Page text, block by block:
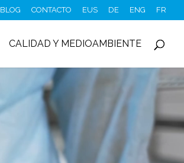
BLOG CONTACTO EUS DE ENG FR
CALIDAD Y MEDIOAMBIENTE